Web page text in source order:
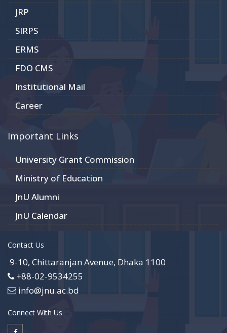
JRP
SIRPS
ERMS
FDO CMS
Institutional Mail
Career
Important Links
University Grant Commission
Ministry of Education
JnU Alumni
JnU Calendar
Contact Us
9-10, Chittaranjan Avenue, Dhaka 1100
+88-02-9534255
info@jnu.ac.bd
Connect With Us